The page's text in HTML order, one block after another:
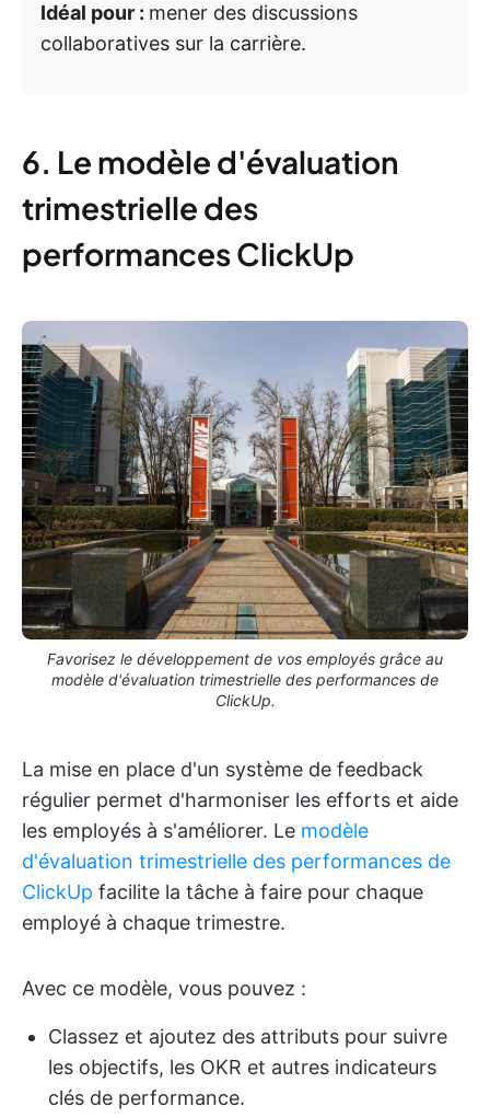
Idéal pour : mener des discussions
collaboratives sur la carrière.
6. Le modèle d'évaluation
trimestrielle des
performances ClickUp
Favorisez le développement de vos employés grâce au
modèle d'évaluation trimestrielle des performances de
ClickUp.
La mise en place d'un système de feedback
régulier permet d'harmoniser les efforts et aide
les employés à s'améliorer. Le modèle
d'évaluation trimestrielle des performances de
ClickUp facilite la tâche à faire pour chaque
employé à chaque trimestre.
Avec ce modèle, vous pouvez :
Classez et ajoutez des attributs pour suivre
les objectifs, les OKR et autres indicateurs
clés de performance.